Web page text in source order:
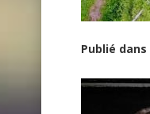
Publié dans